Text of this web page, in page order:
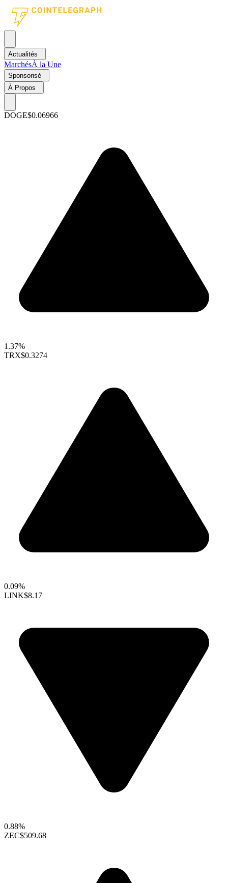
Actualités
MarchésÀ la Une
Sponsorisé
À Propos
DOGE$0.06966
1.37%
TRX$0.3274
0.09%
LINK$8.17
0.88%
ZEC$509.68